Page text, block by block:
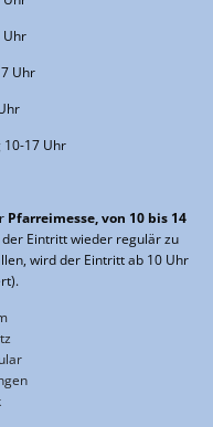
Uhr
Uhr
10-17 Uhr
Pfarreimesse, von 10 bis 14
Eintritt wieder regulär zu
wird der Eintritt ab 10 Uhr